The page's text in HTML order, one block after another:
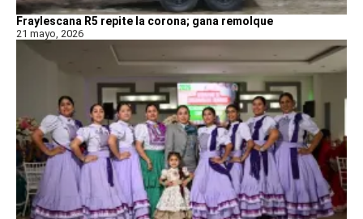
Fraylescana R5 repite la corona; gana remolque
21 mayo, 2026